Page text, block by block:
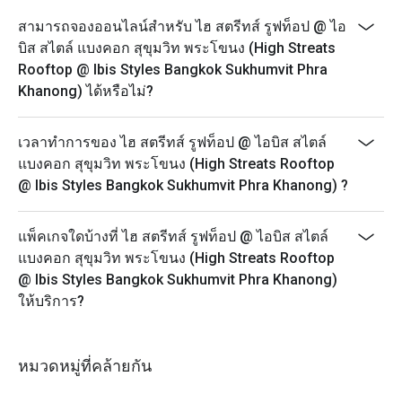
สามารถจองออนไลน์สำหรับ ไฮ สตรีทส์ รูฟท็อป @ ไอ
บิส สไตล์ แบงคอก สุขุมวิท พระโขนง (High Streats
Rooftop @ Ibis Styles Bangkok Sukhumvit Phra
Khanong) ได้หรือไม่?
เวลาทำการของ ไฮ สตรีทส์ รูฟท็อป @ ไอบิส สไตล์
แบงคอก สุขุมวิท พระโขนง (High Streats Rooftop
@ Ibis Styles Bangkok Sukhumvit Phra Khanong) ?
แพ็คเกจใดบ้างที่ ไฮ สตรีทส์ รูฟท็อป @ ไอบิส สไตล์
แบงคอก สุขุมวิท พระโขนง (High Streats Rooftop
@ Ibis Styles Bangkok Sukhumvit Phra Khanong)
ให้บริการ?
หมวดหมู่ที่คล้ายกัน